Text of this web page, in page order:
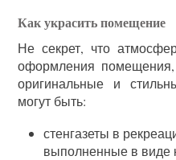
Как украсить помещение
Не секрет, что
оформления
оригинальные и
могут быть:
стенгазеты в
выполненные в виде